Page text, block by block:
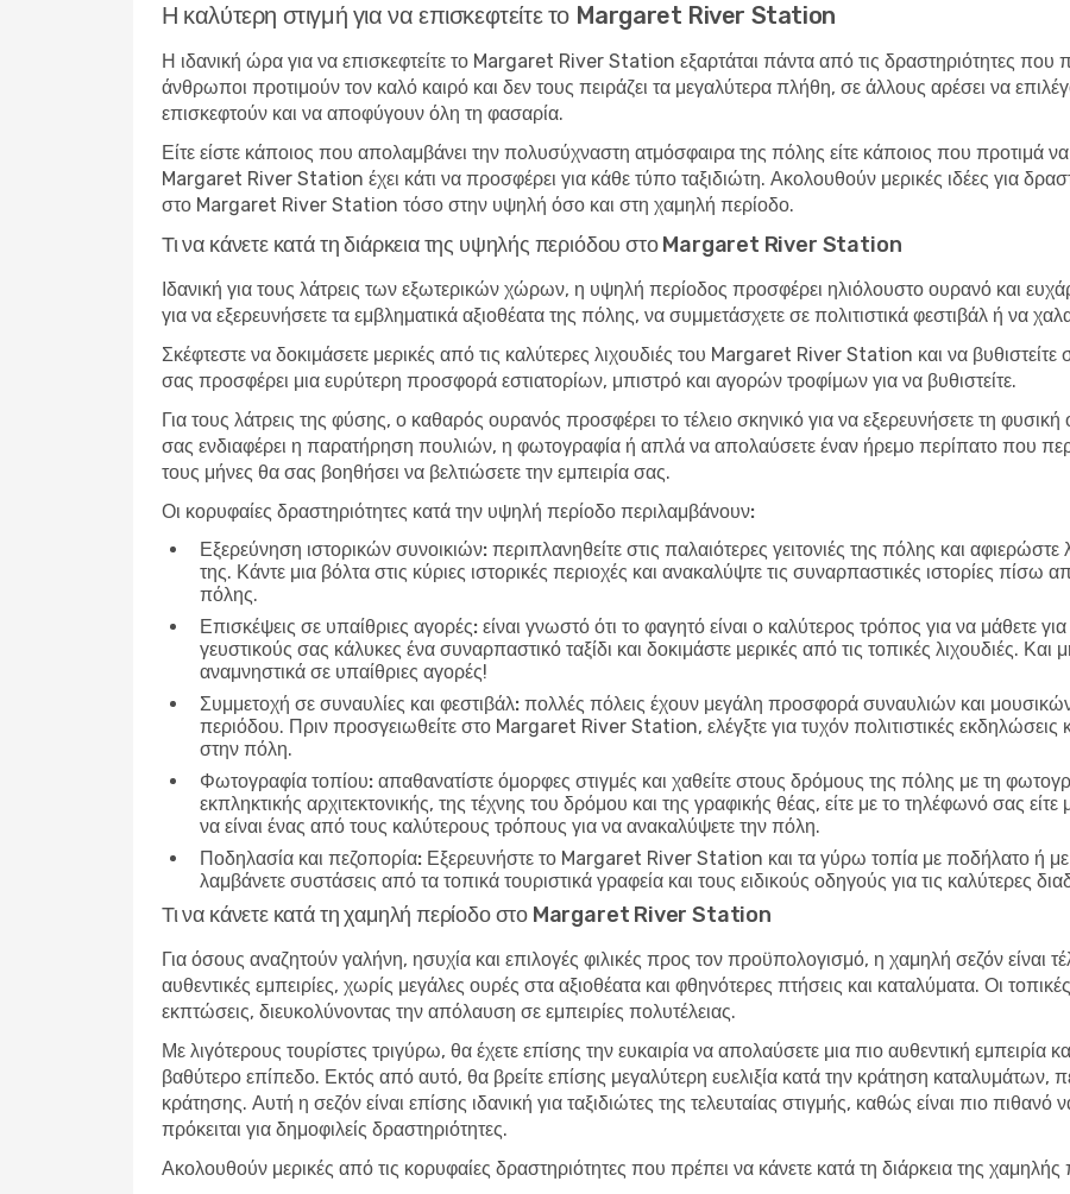
Η καλύτερη στιγμή για να επισκεφτείτε το Margaret River Station
Η ιδανική ώρα για να επισκεφτείτε το Margaret River Station εξαρτάται πάντα από τις δραστηριότητες που
άνθρωποι προτιμούν τον καλό καιρό και δεν τους πειράζει τα μεγαλύτερα πλήθη, σε άλλους αρέσει να
επισκεφτούν και να αποφύγουν όλη τη φασαρία.
Είτε είστε κάποιος που απολαμβάνει την πολυσύχναστη ατμόσφαιρα της πόλης είτε κάποιος που προτιμά
Margaret River Station έχει κάτι να προσφέρει για κάθε τύπο ταξιδιώτη. Ακολουθούν μερικές ιδέες για
στο Margaret River Station τόσο στην υψηλή όσο και στη χαμηλή περίοδο.
Τι να κάνετε κατά τη διάρκεια της υψηλής περιόδου στο Margaret River Station
Ιδανική για τους λάτρεις των εξωτερικών χώρων, η υψηλή περίοδος προσφέρει ηλιόλουστο ουρανό και
για να εξερευνήσετε τα εμβληματικά αξιοθέατα της πόλης, να συμμετάσχετε σε πολιτιστικά φεστιβάλ ή να
Σκέφτεστε να δοκιμάσετε μερικές από τις καλύτερες λιχουδιές του Margaret River Station και να
σας προσφέρει μια ευρύτερη προσφορά εστιατορίων, μπιστρό και αγορών τροφίμων για να βυθιστείτε.
Για τους λάτρεις της φύσης, ο καθαρός ουρανός προσφέρει το τέλειο σκηνικό για να εξερευνήσετε τη
σας ενδιαφέρει η παρατήρηση πουλιών, η φωτογραφία ή απλά να απολαύσετε έναν ήρεμο περίπατο που
τους μήνες θα σας βοηθήσει να βελτιώσετε την εμπειρία σας.
Οι κορυφαίες δραστηριότητες κατά την υψηλή περίοδο περιλαμβάνουν:
Εξερεύνηση ιστορικών συνοικιών: περιπλανηθείτε στις παλαιότερες γειτονιές της πόλης και
της. Κάντε μια βόλτα στις κύριες ιστορικές περιοχές και ανακαλύψτε τις συναρπαστικές ιστορίες πίσω
πόλης.
Επισκέψεις σε υπαίθριες αγορές: είναι γνωστό ότι το φαγητό είναι ο καλύτερος τρόπος για να μάθετε
γευστικούς σας κάλυκες ένα συναρπαστικό ταξίδι και δοκιμάστε μερικές από τις τοπικές λιχουδιές.
αναμνηστικά σε υπαίθριες αγορές!
Συμμετοχή σε συναυλίες και φεστιβάλ: πολλές πόλεις έχουν μεγάλη προσφορά συναυλιών και
περιόδου. Πριν προσγειωθείτε στο Margaret River Station, ελέγξτε για τυχόν πολιτιστικές
στην πόλη.
Φωτογραφία τοπίου: απαθανατίστε όμορφες στιγμές και χαθείτε στους δρόμους της πόλης με τη
εκπληκτικής αρχιτεκτονικής, της τέχνης του δρόμου και της γραφικής θέας, είτε με το τηλέφωνό σας
να είναι ένας από τους καλύτερους τρόπους για να ανακαλύψετε την πόλη.
Ποδηλασία και πεζοπορία: Εξερευνήστε το Margaret River Station και τα γύρω τοπία με ποδήλατο ή με
λαμβάνετε συστάσεις από τα τοπικά τουριστικά γραφεία και τους ειδικούς οδηγούς για τις καλύτερες
Τι να κάνετε κατά τη χαμηλή περίοδο στο Margaret River Station
Για όσους αναζητούν γαλήνη, ησυχία και επιλογές φιλικές προς τον προϋπολογισμό, η χαμηλή σεζόν είναι
αυθεντικές εμπειρίες, χωρίς μεγάλες ουρές στα αξιοθέατα και φθηνότερες πτήσεις και καταλύματα. Οι
εκπτώσεις, διευκολύνοντας την απόλαυση σε εμπειρίες πολυτέλειας.
Με λιγότερους τουρίστες τριγύρω, θα έχετε επίσης την ευκαιρία να απολαύσετε μια πιο αυθεντική εμπειρία
βαθύτερο επίπεδο. Εκτός από αυτό, θα βρείτε επίσης μεγαλύτερη ευελιξία κατά την κράτηση καταλυμάτων,
κράτησης. Αυτή η σεζόν είναι επίσης ιδανική για ταξιδιώτες της τελευταίας στιγμής, καθώς είναι πιο
πρόκειται για δημοφιλείς δραστηριότητες.
Ακολουθούν μερικές από τις κορυφαίες δραστηριότητες που πρέπει να κάνετε κατά τη διάρκεια της χαμηλής